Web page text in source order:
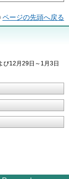
ページの先頭へ戻る
び12月29日～1月3日